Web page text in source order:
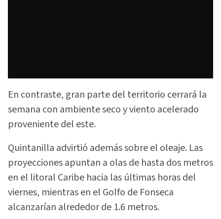
En contraste, gran parte del territorio cerrará la
semana con ambiente seco y viento acelerado
proveniente del este.
Quintanilla advirtió además sobre el oleaje. Las
proyecciones apuntan a olas de hasta dos metros
en el litoral Caribe hacia las últimas horas del
viernes, mientras en el Golfo de Fonseca
alcanzarían alrededor de 1.6 metros.